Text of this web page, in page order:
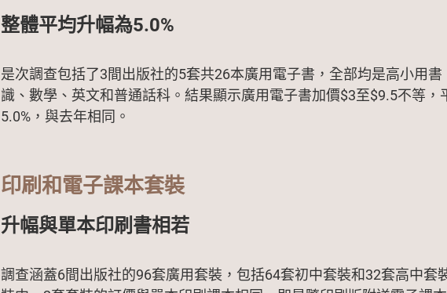
整體平均升幅為5.0%
是次調查包括了3間出版社的5套共26本廣用電子書，全部均是高小用
識、數學、英文和普通話科。結果顯示廣用電子書加價$3至$9.5不等，
5.0%，與去年相同。
印刷和電子課本套裝
升幅與單本印刷書相若
調查涵蓋6間出版社的96套廣用套裝，包括64套初中套裝和32套高中套